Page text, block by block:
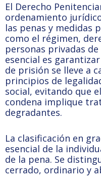
El Derecho
ordenamiento
las penas y medidas
como el régimen,
personas privadas
esencial es
de prisión se lleve a
principios de
social, evitando que
condena implique
degradantes.
La clasificación en
esencial de la
de la pena. Se
cerrado, ordinario y